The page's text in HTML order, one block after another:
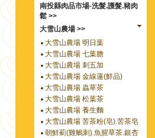
南投縣肉品市場-洗髮.護髮.豬肉
鬆 >>
大雪山農場 >>
大雪山農場 明日葉
大雪山農場 七葉膽
大雪山農場 刺五加
大雪山農場 金線蓮(鮮品)
大雪山農場 蟲草茶
大雪山農場 松葉茶
大雪山農場 養生麵
大雪山農場 苦茶粉(皂).苦茶皂
朝鮮薊(雞鵤刺).魚腥草茶.銀杏